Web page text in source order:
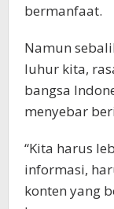
bermanfaat.
Namun
luhur kita,
bangsa
menyebar
“Kita harus
informasi,
konten yang